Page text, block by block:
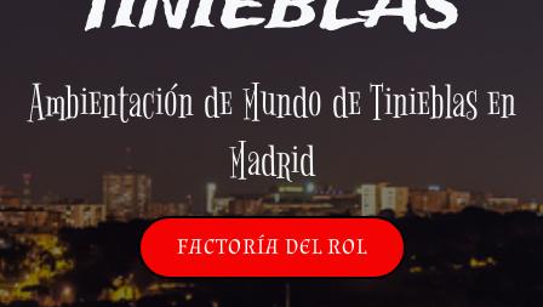
Ambientación de Mundo de Tinieblas en
Madrid
FACTORÍA DEL ROL